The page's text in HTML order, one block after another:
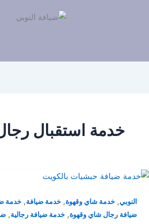
خدمة استقبال
النوبي, خدمة شاي وقهوة, خدمة ضيافة, خدمة
ضيافة رجال شاي وقهوة, خدمة ضيافة رجالية,